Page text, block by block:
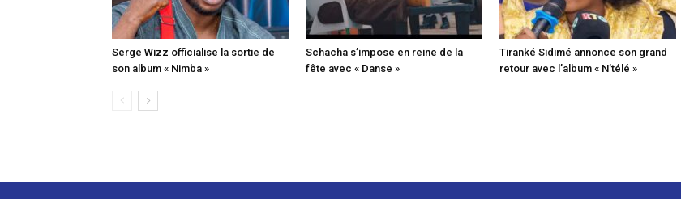
Serge Wizz officialise la sortie de
son album « Nimba »
Schacha s’impose en reine de la
fête avec « Danse »
Tiranké Sidimé annonce son grand
retour avec l’album « N’télé »